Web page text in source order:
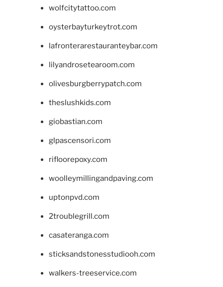
wolfcitytattoo.com
oysterbayturkeytrot.com
lafronterarestauranteybar.com
lilyandrosetearoom.com
olivesburgberrypatch.com
theslushkids.com
giobastian.com
glpascensori.com
rifloorepoxy.com
woolleymillingandpaving.com
uptonpvd.com
2troublegrill.com
casateranga.com
sticksandstonesstudiooh.com
walkers-treeservice.com